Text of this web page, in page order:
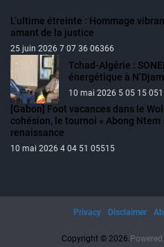
L’ultime étreinte : Hommage
amant de la justice
25 juin 2026 7 07 36 06366
Tchad-Algérie :
énergétique à
10 mai 2026 5 05 15
[Gabon] Foot vacances dans le
cohésion, le tournoi « Abong Ntem
renaissance
10 mai 2026 4 04 51 05515
Copyright © 2026.
Privacy Disclaimer